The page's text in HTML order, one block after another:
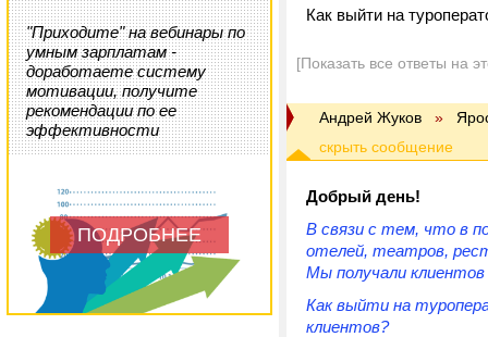
"Приходите" на вебинары по
умным зарплатам -
доработаете систему
мотивации, получите
рекомендации по ее
эффективности
ПОДРОБНЕЕ
Как выйти на
[Показать все ответы на
Андрей Жуков »
Добрый день!
В связи с тем, что в
отелей, театров,
Мы получали
Как выйти на
клиентов?